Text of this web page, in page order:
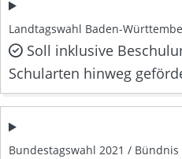
Landtagswahl Baden-
Soll inklusive
Schularten hinweg
Bundestagswahl 2021 / Bündnis